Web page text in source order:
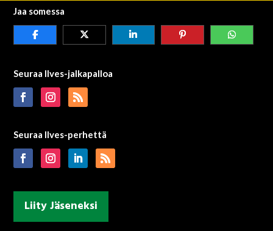
Jaa somessa
Seuraa Ilves-jalkapalloa
Seuraa Ilves-perhettä
Liity Jäseneksi